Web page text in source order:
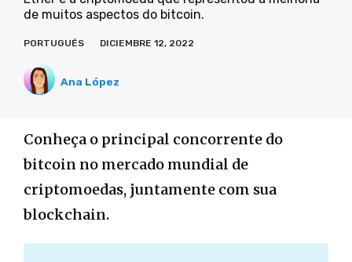
de muitos aspectos do bitcoin.
PORTUGUÉS DICIEMBRE 12, 2022
Ana López
Conheça o principal concorrente do
bitcoin no mercado mundial de
criptomoedas, juntamente com sua
blockchain.